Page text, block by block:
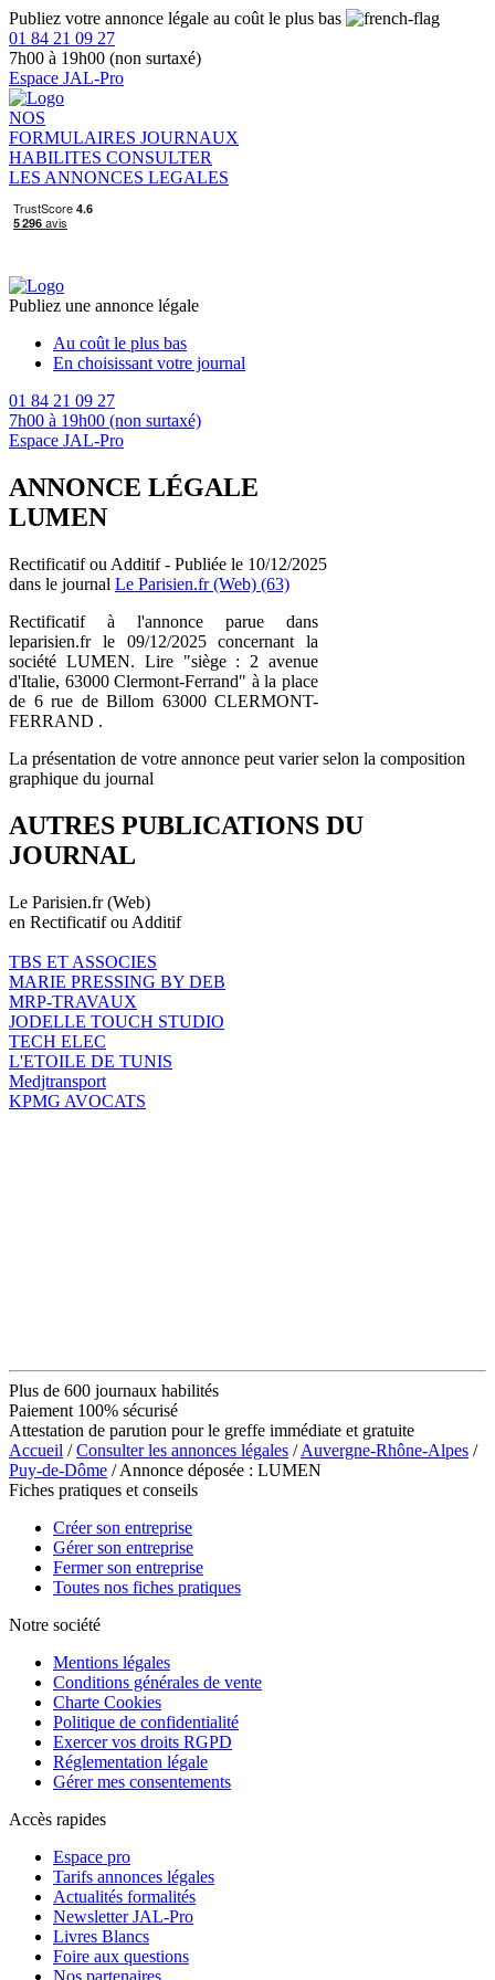
Publiez votre annonce légale au coût le plus bas
01 84 21 09 27
7h00 à 19h00 (non surtaxé)
Espace JAL-Pro
NOS
FORMULAIRES JOURNAUX
HABILITES CONSULTER
LES ANNONCES LEGALES
Publiez une annonce légale
Au coût le plus bas
En choisissant votre journal
01 84 21 09 27
7h00 à 19h00 (non surtaxé)
Espace JAL-Pro
ANNONCE LÉGALE
LUMEN
Rectificatif ou Additif - Publiée le 10/12/2025
dans le journal Le Parisien.fr (Web) (63)
Rectificatif à l'annonce parue dans
leparisien.fr le 09/12/2025 concernant la
société LUMEN. Lire "siège : 2 avenue
d'Italie, 63000 Clermont-Ferrand" à la place
de 6 rue de Billom 63000 CLERMONT-
FERRAND .
La présentation de votre annonce peut varier selon la composition
graphique du journal
AUTRES PUBLICATIONS DU
JOURNAL
Le Parisien.fr (Web)
en Rectificatif ou Additif
TBS ET ASSOCIES
MARIE PRESSING BY DEB
MRP-TRAVAUX
JODELLE TOUCH STUDIO
TECH ELEC
L'ETOILE DE TUNIS
Medjtransport
KPMG AVOCATS
Plus de 600 journaux habilités
Paiement 100% sécurisé
Attestation de parution pour le greffe immédiate et gratuite
Accueil /Consulter les annonces légales /Auvergne-Rhône-Alpes /
Puy-de-Dôme / Annonce déposée : LUMEN
Fiches pratiques et conseils
Créer son entreprise
Gérer son entreprise
Fermer son entreprise
Toutes nos fiches pratiques
Notre société
Mentions légales
Conditions générales de vente
Charte Cookies
Politique de confidentialité
Exercer vos droits RGPD
Réglementation légale
Gérer mes consentements
Accès rapides
Espace pro
Tarifs annonces légales
Actualités formalités
Newsletter JAL-Pro
Livres Blancs
Foire aux questions
Nos partenaires